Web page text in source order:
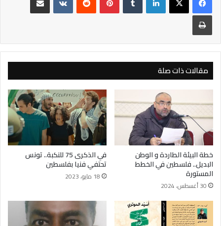
طباعة
مقالات ذات صلة
خطة البيئة الطاردة و الوطن
البديل.. فلسطين في الخطط
المستورة
30 أغسطس، 2024
في الذكرى 75 للنكبة.. تونس
تحتفي فنيا بفلسطين
18 مايو، 2023